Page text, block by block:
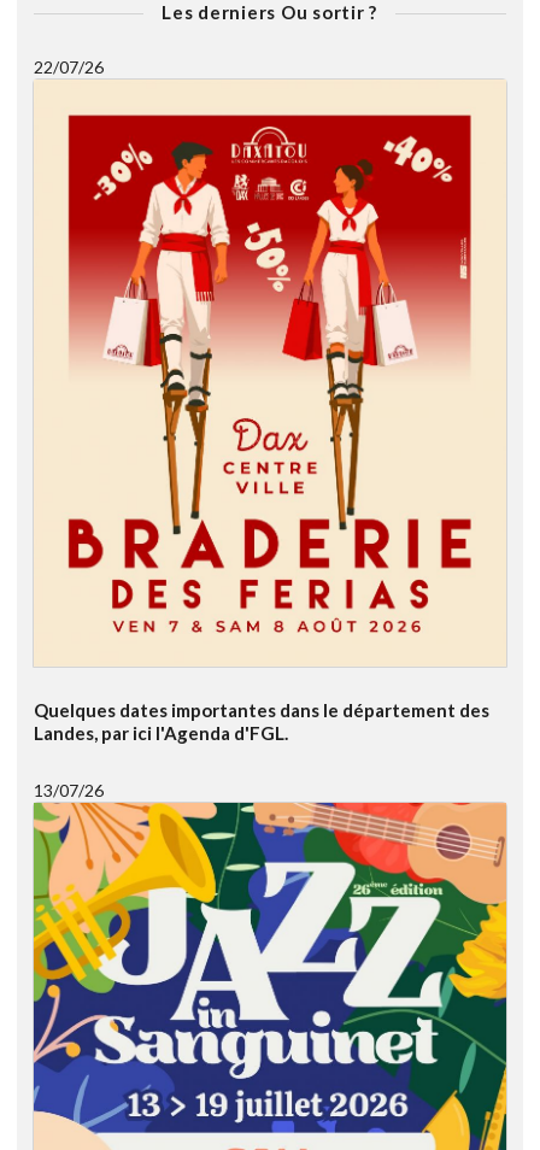
Les derniers Ou sortir ?
22/07/26
Quelques dates importantes dans le département des
Landes, par ici l'Agenda d'FGL.
13/07/26